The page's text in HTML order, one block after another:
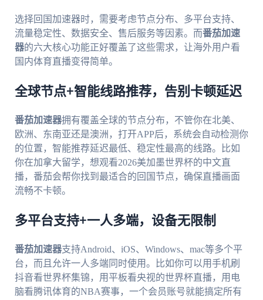
选择回国加速器时，需要考虑节点分布、多平台支持、
流量稳定性、数据安全、售后服务等因素。而番茄加速
器的六大核心功能正好覆盖了这些需求，让海外用户看
国内体育直播变得简单。
全球节点+智能线路推荐，告别卡顿延迟
番茄加速器拥有覆盖全球的节点分布，不管你在北美、
欧洲、东南亚还是澳洲，打开APP后，系统会自动检测你
的位置，智能推荐延迟最低、稳定性最高的线路。比如
你在加拿大留学，想观看2026美加墨世界杯的中文直
播，番茄会帮你找到最适合的回国节点，确保直播画面
流畅不卡顿。
多平台支持+一人多端，设备无限制
番茄加速器支持Android、iOS、Windows、mac等多个平
台，而且允许一人多端同时使用。比如你可以用手机刷
抖音看世界杯集锦，用平板看央视的世界杯直播，用电
脑看腾讯体育的NBA赛事，一个会员账号就能搞定所有